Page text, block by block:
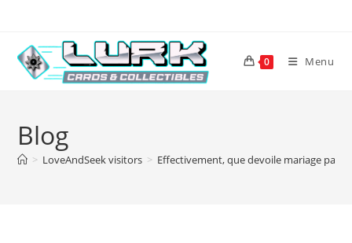
content
0 Menu
Blog
> LoveAndSeek visitors > Effectivement, que devoile mariage